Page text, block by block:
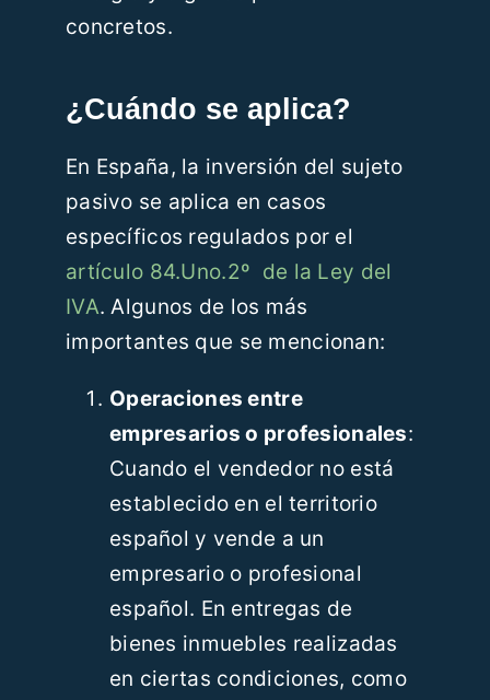
concretos.
¿Cuándo se aplica?
En España, la inversión del sujeto
pasivo se aplica en casos
específicos regulados por el
artículo 84.Uno.2º de la Ley del
IVA. Algunos de los más
importantes que se mencionan:
Operaciones entre
empresarios o profesionales:
Cuando el vendedor no está
establecido en el territorio
español y vende a un
empresario o profesional
español. En entregas de
bienes inmuebles realizadas
en ciertas condiciones, como